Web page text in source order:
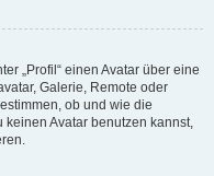
„Profil“ einen Avatar über eine
Galerie, Remote oder
ob und wie die
keinen Avatar benutzen kannst,